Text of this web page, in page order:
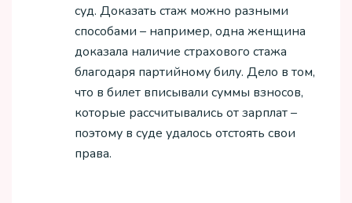
суд. Доказать стаж можно разными
способами – например, одна женщина
доказала наличие страхового стажа
благодаря партийному билу. Дело в том,
что в билет вписывали суммы взносов,
которые рассчитывались от зарплат –
поэтому в суде удалось отстоять свои
права.